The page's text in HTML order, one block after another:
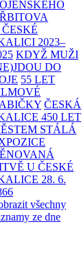
2023–
KDYŽ MUŽI
DO
55 LET
ČESKÁ
450 LET
STÁLÁ
U ČESKÉ
28. 6.
všechny
ze dne